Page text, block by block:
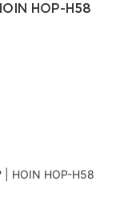
| HOIN HOP-H58